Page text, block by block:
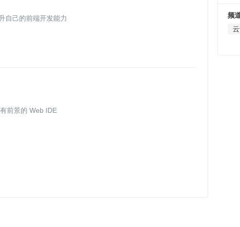
自己的前端开发能力
前景的 Web IDE
频